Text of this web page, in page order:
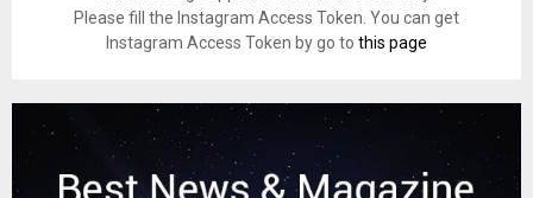
Please fill the Instagram Access Token. You can get
Instagram Access Token by go to this page